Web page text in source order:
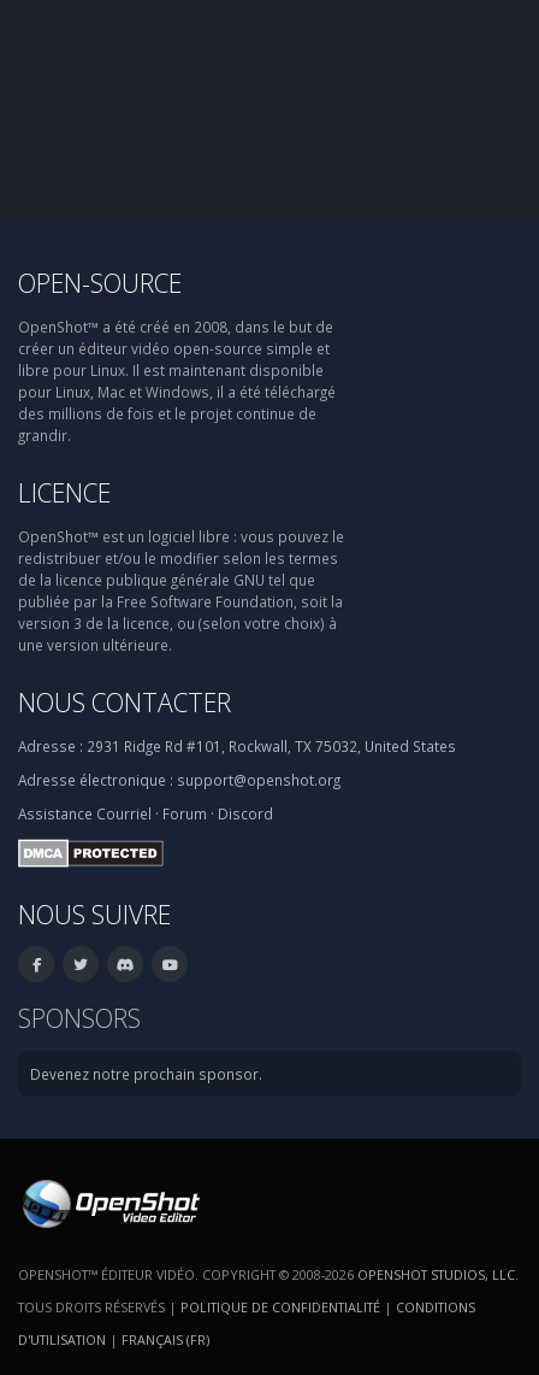
OPEN-SOURCE
OpenShot™ a été créé en 2008, dans le but de
créer un éditeur vidéo open-source simple et
libre pour Linux. Il est maintenant disponible
pour Linux, Mac et Windows, il a été téléchargé
des millions de fois et le projet continue de
grandir.
LICENCE
OpenShot™ est un logiciel libre : vous pouvez le
redistribuer et/ou le modifier selon les termes
de la licence publique générale GNU tel que
publiée par la Free Software Foundation, soit la
version 3 de la licence, ou (selon votre choix) à
une version ultérieure.
NOUS CONTACTER
Adresse : 2931 Ridge Rd #101, Rockwall, TX 75032, United States
Adresse électronique : support@openshot.org
Assistance Courriel · Forum · Discord
NOUS SUIVRE
SPONSORS
Devenez notre prochain sponsor.
OPENSHOT™ ÉDITEUR VIDÉO. COPYRIGHT © 2008-2026 OPENSHOT STUDIOS, LLC
TOUS DROITS RÉSERVÉS | POLITIQUE DE CONFIDENTIALITÉ | CONDITIONS
D'UTILISATION | FRANÇAIS (FR)